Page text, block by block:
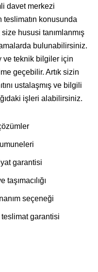
davet merkezi
teslimatın konusunda
hususi tanımlanmış
bulunabilirsiniz.
ve teknik bilgiler için
geçebilir. Artık sizin
ustalaşmış ve bilgili
işleri alabilirsiniz.
garantisi
seçeneği
teslimat garantisi